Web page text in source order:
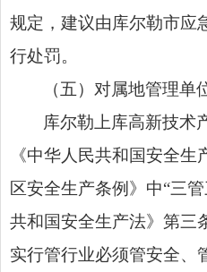
规定，建议由库尔勒市应
行处罚。
（五）对属地管理单
库尔勒上库高新技术
《中华人民共和国安全
区安全生产条例》中“三
共和国安全生产法》第三
实行管行业必须管安全、